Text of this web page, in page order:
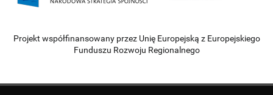
Projekt współfinansowany przez Unię Europejską z Europejskiego
Funduszu Rozwoju Regionalnego